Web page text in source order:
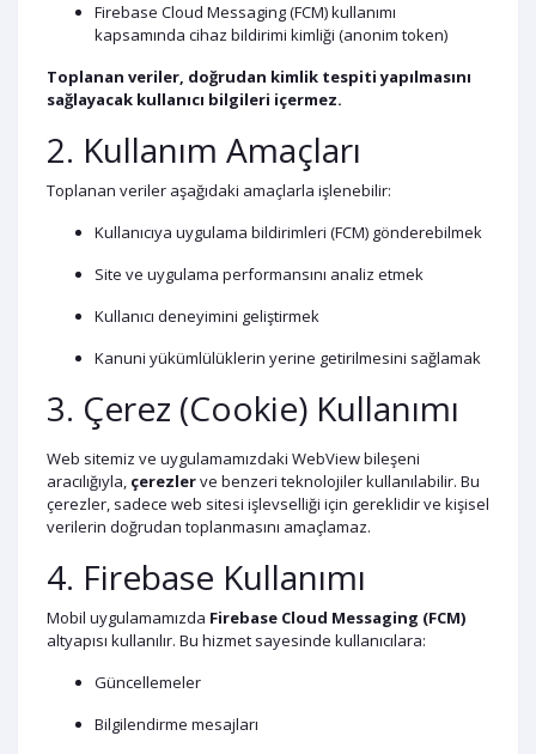
Firebase Cloud Messaging (FCM) kullanımı
kapsamında cihaz bildirimi kimliği (anonim token)
Toplanan veriler, doğrudan kimlik tespiti yapılmasını
sağlayacak kullanıcı bilgileri içermez.
2. Kullanım Amaçları
Toplanan veriler aşağıdaki amaçlarla işlenebilir:
Kullanıcıya uygulama bildirimleri (FCM) gönderebilmek
Site ve uygulama performansını analiz etmek
Kullanıcı deneyimini geliştirmek
Kanuni yükümlülüklerin yerine getirilmesini sağlamak
3. Çerez (Cookie) Kullanımı
Web sitemiz ve uygulamamızdaki WebView bileşeni
aracılığıyla, çerezlerve benzeri teknolojiler kullanılabilir. Bu
çerezler, sadece web sitesi işlevselliği için gereklidir ve kişisel
verilerin doğrudan toplanmasını amaçlamaz.
4. Firebase Kullanımı
Mobil uygulamamızda Firebase Cloud Messaging (FCM)
altyapısı kullanılır. Bu hizmet sayesinde kullanıcılara:
Güncellemeler
Bilgilendirme mesajları